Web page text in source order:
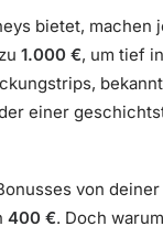
bietet,
1.000 €, um tief
einer
von
400 €. Doch